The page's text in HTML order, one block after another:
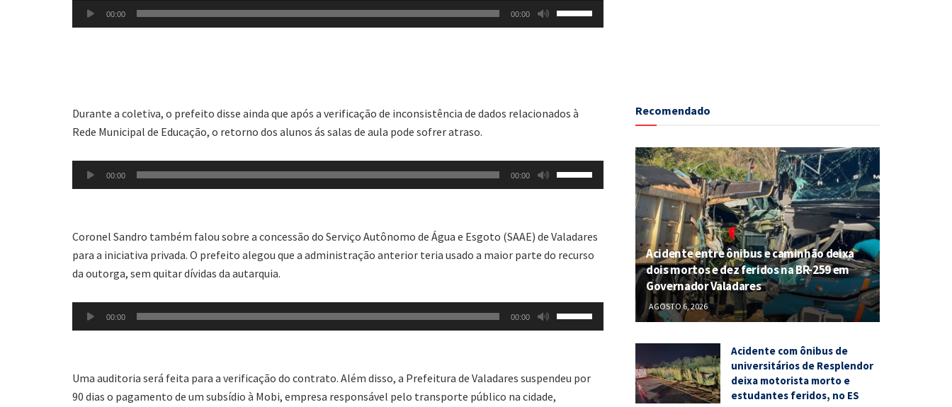
Tocador
de
00:00 00:00
as
para
aumentar
ou
Durante a coletiva, o prefeito disse ainda que após a verificação de inconsistência de dados relacionados à
Rede Municipal de Educação, o retorno dos alunos ás salas de aula pode sofrer atraso.
Tocador
de
00:00 00:00
as
cima
ou
para
aumentar
Coronel Sandro também falou sobre a concessão do Serviço Autônomo de Água e Esgoto (SAAE) de Valadares
para a iniciativa privada. O prefeito alegou que a administração anterior teria usado a maior parte do recurso
da outorga, sem quitar dívidas da autarquia.
Tocador
de
00:00 00:00
as
cima
Uma auditoria será feita para a verificação do contrato. Além disso, a Prefeitura de Valadares suspendeu por
90 dias o pagamento de um subsídio à Mobi, empresa responsável pelo transporte público na cidade,
Recomendado
Acidente entre ônibus e caminhão deixa
dois mortos e dez feridos na BR-259 em
Governador Valadares
AGOSTO 6, 2026
Acidente com ônibus de
universitários de Resplendor
deixa motorista morto e
estudantes feridos, no ES